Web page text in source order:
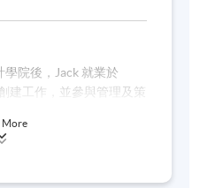
院後，Jack 就業於
建工作，並參與管理及策
創意策動2018、第三屆深
More